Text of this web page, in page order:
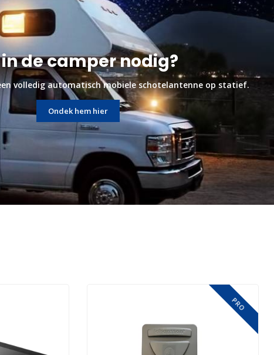
in de camper nodig?
volledig automatisch mobiele schotelantenne op statief.
Ondek hem hier
PRO